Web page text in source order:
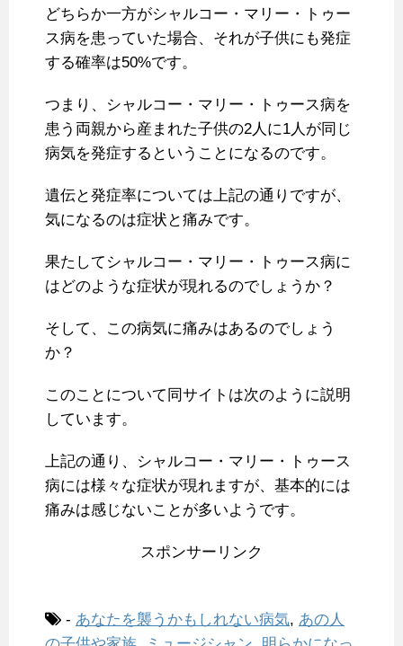
どちらか一方がシャルコー・マリー・トゥー
ス病を患っていた場合、それが子供にも発症
する確率は50%です。
つまり、シャルコー・マリー・トゥース病を
患う両親から産まれた子供の2人に1人が同じ
病気を発症するということになるのです。
遺伝と発症率については上記の通りですが、
気になるのは症状と痛みです。
果たしてシャルコー・マリー・トゥース病に
はどのような症状が現れるのでしょうか？
そして、この病気に痛みはあるのでしょう
か？
このことについて同サイトは次のように説明
しています。
上記の通り、シャルコー・マリー・トゥース
病には様々な症状が現れますが、基本的には
痛みは感じないことが多いようです。
スポンサーリンク
- あなたを襲うかもしれない病気, あの人